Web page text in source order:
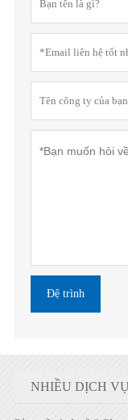
Đệ trình
NHIỀU DỊCH